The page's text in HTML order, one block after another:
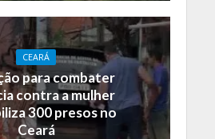
CEARÁ
para combater
contra a mulher
300 presos no
Ceará